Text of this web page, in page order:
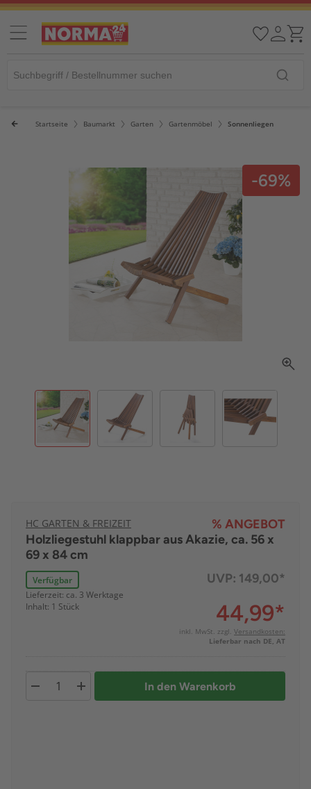
Startseite Baumarkt Garten Gartenmöbel Sonnenliegen
-69%
HC GARTEN & FREIZEIT
% ANGEBOT
Holzliegestuhl klappbar aus Akazie, ca. 56 x
69 x 84 cm
Verfügbar
Lieferzeit: ca. 3 Werktage
Inhalt: 1 Stück
UVP: 149,00*
44,99*
inkl. MwSt. zzgl. Versandkosten:
Lieferbar nach DE, AT
In den Warenkorb